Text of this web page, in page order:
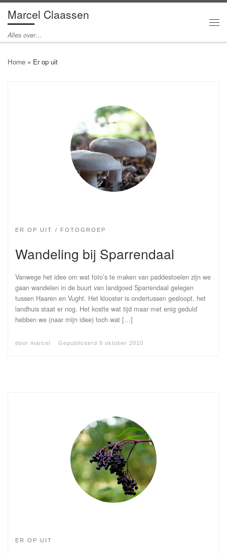
Ga naar inhoud
Marcel Claassen
Alles over…
Home » Er op uit
ER OP UIT FOTOGROEP
Wandeling bij Sparrendaal
Vanwege het idee om wat foto’s te maken van paddestoelen zijn we
gaan wandelen in de buurt van landgoed Sparrendaal gelegen
tussen Haaren en Vught. Het klooster is ondertussen gesloopt, het
landhuis staat er nog. Het kostte wat tijd maar met enig geduld
hebben we (naar mijn idee) toch wat […]
door marcel Gepubliceerd 9 oktober 2010
ER OP UIT